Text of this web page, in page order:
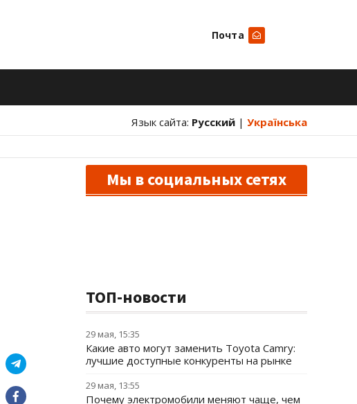
Почта
Язык сайта: Русский | Українська
Мы в социальных сетях
ТОП-новости
29 мая, 15:35
Какие авто могут заменить Toyota Camry:
лучшие доступные конкуренты на рынке
29 мая, 13:55
Почему электромобили меняют чаще, чем